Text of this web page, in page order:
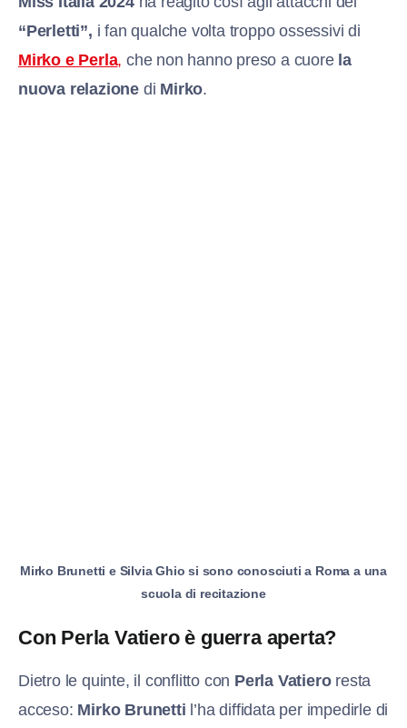
“Perletti”, i fan qualche volta troppo ossessivi di
Mirko e Perla, che non hanno preso a cuore la
nuova relazione di Mirko.
Mirko Brunetti e Silvia Ghio si sono conosciuti a Roma a una
scuola di recitazione
Con Perla Vatiero è guerra aperta?
Dietro le quinte, il conflitto con Perla Vatieroresta
acceso: Mirko Brunetti l’ha diffidata per impedirle di